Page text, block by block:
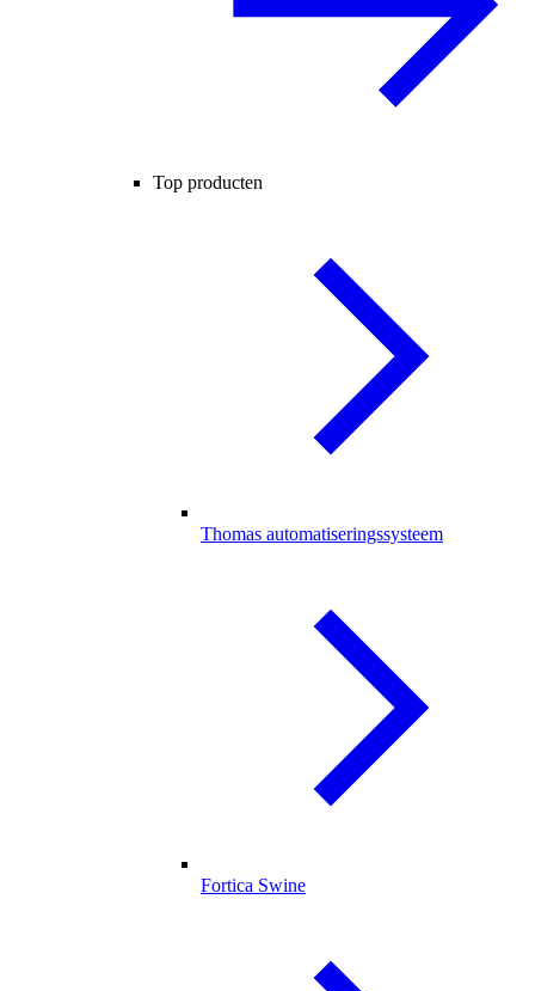
Top producten
Thomas automatiseringssysteem
Fortica Swine